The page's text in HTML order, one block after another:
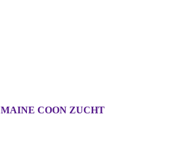
MAINE COON ZUCHT